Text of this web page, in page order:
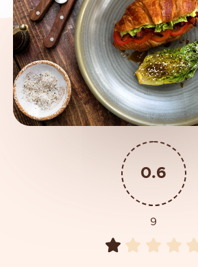
0.6
9